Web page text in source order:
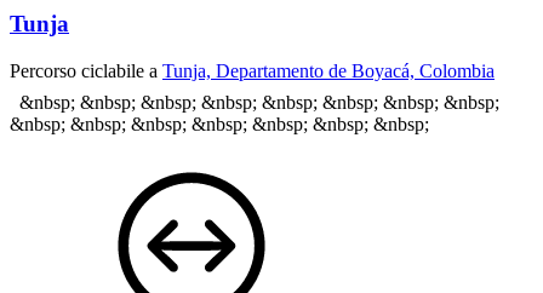
Tunja
Percorso ciclabile a Tunja, Departamento de Boyacá, Colombia
&nbsp; &nbsp; &nbsp; &nbsp; &nbsp; &nbsp; &nbsp; &nbsp;
&nbsp; &nbsp; &nbsp; &nbsp; &nbsp; &nbsp; &nbsp;